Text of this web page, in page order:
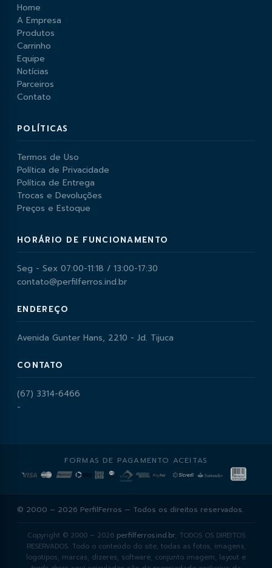
Home
A Empresa
Produtos
Carrinho
Equipe
Notícias
Parceiros
Contato
POLÍTICAS
Termos de Uso
Política de Privacidade
Política de Entrega
Trocas e Devoluções
Preços e Estoque
HORÁRIO DE FUNCIONAMENTO
Seg - Sex 07:00-11:18 / 13:00-17:30
contato@perfilferros.ind.br
ENDEREÇO
Avenida Gunter Hans, 2210 - Jd. Tijuca
CONTATO
(67) 3314-6466
-
FORMAS DE PAGAMENTO ACEITAS
© 2000 – 2026 PerfilFerros — Todos os direitos reservados.
Copyright © 2000 – 2026 perfilferros.ind.br, TODOS OS DIREITOS
RESERVADOS. Todo o conteúdo do site, todas as fotos, imagens,
logotipos, marcas, dizeres, software, conjunto imagem, layout e